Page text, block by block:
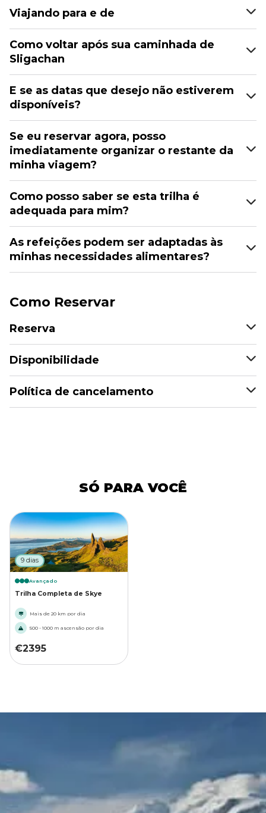
Viajando para e de
Como voltar após sua caminhada de
Sligachan
E se as datas que desejo não estiverem
disponíveis?
Se eu reservar agora, posso
imediatamente organizar o restante da
minha viagem?
Como posso saber se esta trilha é
adequada para mim?
As refeições podem ser adaptadas às
minhas necessidades alimentares?
Como Reservar
Reserva
Disponibilidade
Política de cancelamento
SÓ PARA VOCÊ
9 dias
Avançado
Trilha Completa de Skye
Mais de 20 km por dia
500 - 1000 m ascensão por dia
€2395